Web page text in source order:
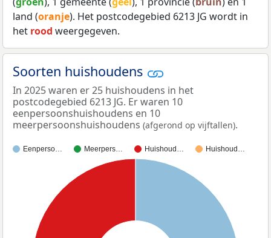
land (oranje). Het postcodegebied 6213 JG wordt in
het rood weergegeven.
Soorten huishoudens
In 2025 waren er 25 huishoudens in het
postcodegebied 6213 JG. Er waren 10
eenpersoonshuishoudens en 10
meerpersoonshuishoudens (afgerond op vijftallen).
Eenperso… Meerpers… Huishoud… Huishoud…